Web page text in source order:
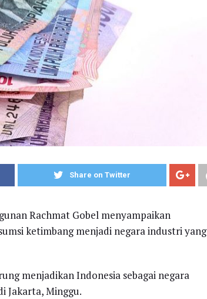
Share on Twitter
Rachmat Gobel menyampaikan
ketimbang menjadi negara industri yang
menjadikan Indonesia sebagai negara
Jakarta, Minggu.